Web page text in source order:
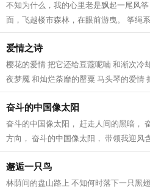
不知为什么，我的心里老是飘起一尾风
面，飞越楼市森林，在眼前游曳。 筝绳
文友相聚在湖畔的渔港，赏湖景，看桐花
爱情之诗
樱花的爱情 把它还给豆蔻呢喃 和渐次冷
夜梦魇 和灿烂荼靡的罂粟 马头琴的爱情
衾 火烧云的爱情 把它还给转瞬即...
奋斗的中国像太阳
奋斗的中国像太阳， 赶走人间的黑暗，
方向， 奋斗的中国像太阳， 带领我迎风
斗的中国像太阳， 日新月异科技...
邂逅一只鸟
林荫间的盘山路上 不知何时落下一只黑